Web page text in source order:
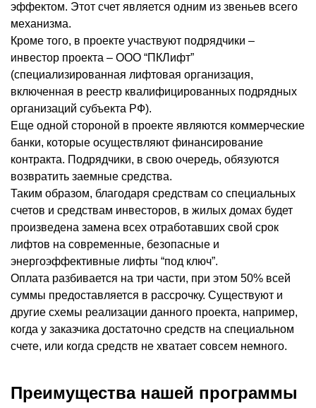
эффектом. Этот счет является одним из звеньев всего
механизма.
Кроме того, в проекте участвуют подрядчики –
инвестор проекта – ООО “ПКЛифт”
(специализированная лифтовая организация,
включенная в реестр квалифицированных подрядных
организаций субъекта РФ).
Еще одной стороной в проекте являются коммерческие
банки, которые осуществляют финансирование
контракта. Подрядчики, в свою очередь, обязуются
возвратить заемные средства.
Таким образом, благодаря средствам со специальных
счетов и средствам инвесторов, в жилых домах будет
произведена замена всех отработавших свой срок
лифтов на современные, безопасные и
энергоэффективные лифты “под ключ”.
Оплата разбивается на три части, при этом 50% всей
суммы предоставляется в рассрочку. Существуют и
другие схемы реализации данного проекта, например,
когда у заказчика достаточно средств на специальном
счете, или когда средств не хватает совсем немного.
Преимущества нашей программы